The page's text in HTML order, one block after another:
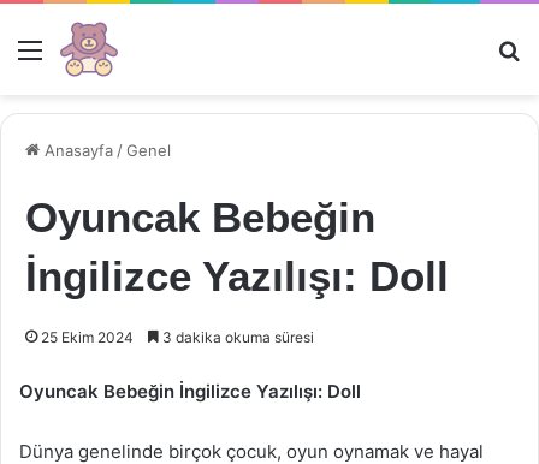
Menü
Anasayfa /Genel
Oyuncak Bebeğin
İngilizce Yazılışı: Doll
25 Ekim 2024 3 dakika okuma süresi
Oyuncak Bebeğin İngilizce Yazılışı: Doll
Dünya genelinde birçok çocuk, oyun oynamak ve hayal